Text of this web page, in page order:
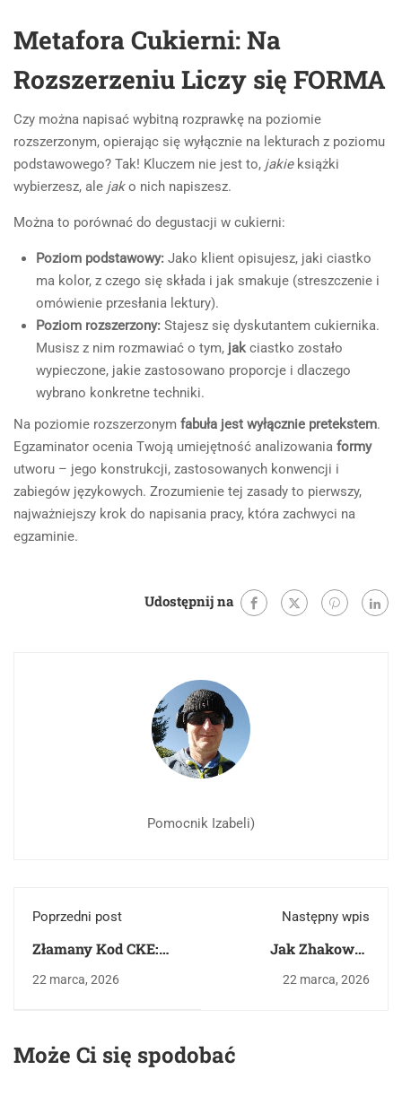
Metafora Cukierni: Na
Rozszerzeniu Liczy się FORMA
Czy można napisać wybitną rozprawkę na poziomie
rozszerzonym, opierając się wyłącznie na lekturach z poziomu
podstawowego? Tak! Kluczem nie jest to, jakieksiążki
wybierzesz, ale jako nich napiszesz.
Można to porównać do degustacji w cukierni:
Poziom podstawowy: Jako klient opisujesz, jaki ciastko
ma kolor, z czego się składa i jak smakuje (streszczenie i
omówienie przesłania lektury).
Poziom rozszerzony: Stajesz się dyskutantem cukiernika.
Musisz z nim rozmawiać o tym, jakciastko zostało
wypieczone, jakie zastosowano proporcje i dlaczego
wybrano konkretne techniki.
Na poziomie rozszerzonym fabuła jest wyłącznie pretekstem.
Egzaminator ocenia Twoją umiejętność analizowania formy
utworu – jego konstrukcji, zastosowanych konwencji i
zabiegów językowych. Zrozumienie tej zasady to pierwszy,
najważniejszy krok do napisania pracy, która zachwyci na
egzaminie.
Udostępnij na
Pomocnik Izabeli)
Poprzedni post
Złamany Kod CKE:
Trójkąt Tematyczny i
22 marca, 2026
Następny wpis
Jak Zhakować
System i Zdać
22 marca, 2026
Może Ci się spodobać